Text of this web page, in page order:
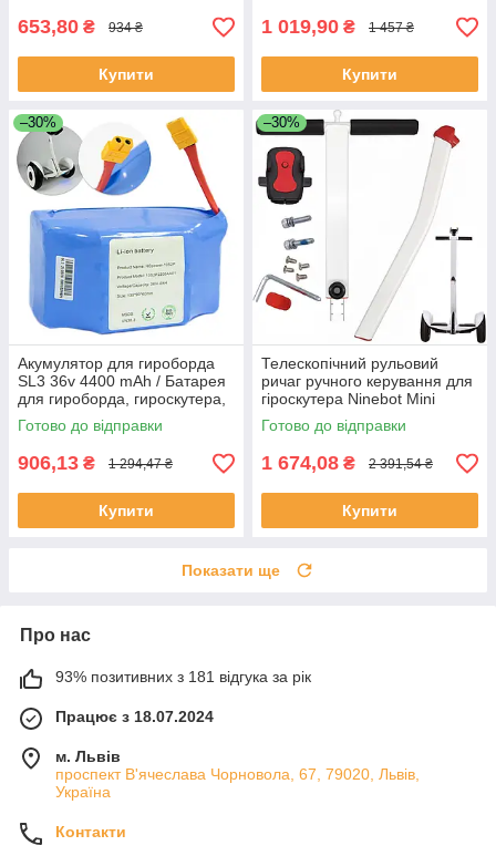
653,80 ₴ 934 ₴
Купити
1 019,90 ₴ 1 457 ₴
Купити
–30%
Акумулятор для гироборда
SL3 36v 4400 mAh / Батарея
для гироборда, гироскутера,
міні сігвея
Готово до відправки
906,13 ₴ 1 294,47 ₴
Купити
–30%
Телескопічний рульовий
ричаг ручного керування для
гіроскутера Ninebot Mini
(Pro), до 102см / Палка
універсальна для сигвея
Готово до відправки
1 674,08 ₴ 2 391,54 ₴
Купити
Показати ще
Про нас
93% позитивних з 181 відгука за рік
Працює з 18.07.2024
м. Львів
проспект В'ячеслава Чорновола, 67, 79020, Львів,
Україна
Контакти